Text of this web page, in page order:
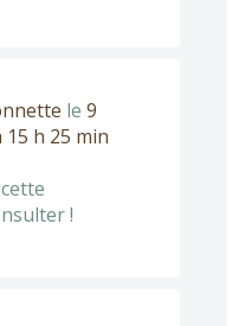
le 9
h 25 min
!